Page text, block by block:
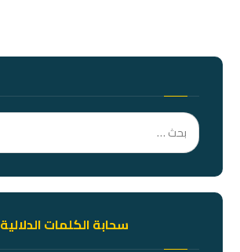
سحابة الكلمات الدلالية